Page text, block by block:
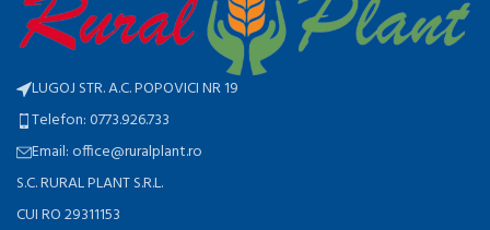
LUGOJ STR. A.C. POPOVICI NR 19
Telefon: 0773.926.733
Email: office@ruralplant.ro
S.C. RURAL PLANT S.R.L.
CUI RO 29311153